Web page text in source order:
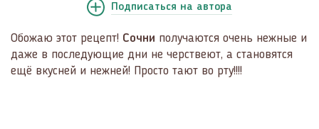
Подписаться на автора
Обожаю этот рецепт! Сочни получаются очень нежные и
даже в последующие дни не черствеют, а становятся
ещё вкусней и нежней! Просто тают во рту!!!!